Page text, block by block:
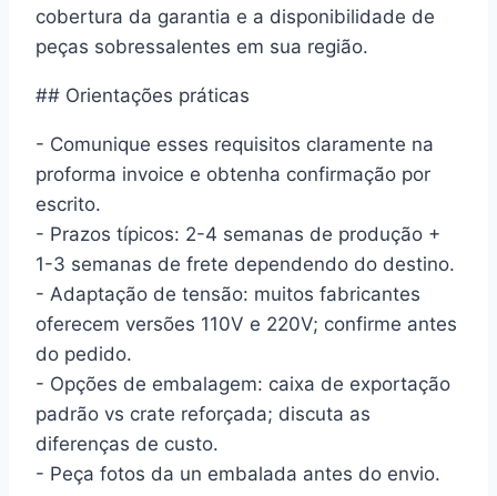
cobertura da garantia e a disponibilidade de
peças sobressalentes em sua região.
## Orientações práticas
- Comunique esses requisitos claramente na
proforma invoice e obtenha confirmação por
escrito.
- Prazos típicos: 2-4 semanas de produção +
1-3 semanas de frete dependendo do destino.
- Adaptação de tensão: muitos fabricantes
oferecem versões 110V e 220V; confirme antes
do pedido.
- Opções de embalagem: caixa de exportação
padrão vs crate reforçada; discuta as
diferenças de custo.
- Peça fotos da un embalada antes do envio.